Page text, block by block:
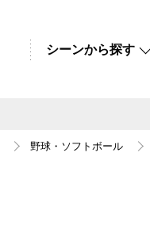
シーンから探す
野球・ソフトボール